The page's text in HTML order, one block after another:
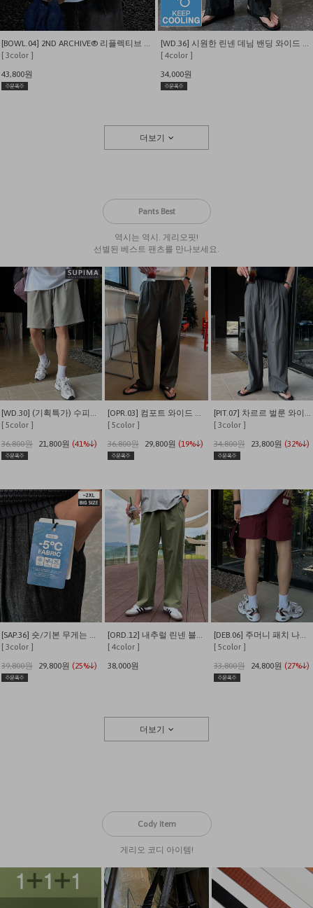
[ 3color ]
43,800원
[ 4color ]
34,000원
더보기
Pants Best
역시는 역시. 게리오핏!
선별된 베스트 팬츠를 만나보세요.
[ 5color ]
36,800원
21,800원 (41%↓)
[ 5color ]
36,800원
29,800원 (19%↓)
[ 3color ]
34,800원
23,800원 (32%↓)
[SAP.36] 숏/기본 무게는 덜어내고 시원함만 남긴 쿨링 밴딩 데님
[ 3color ]
39,800원
29,800원 (25%↓)
[ORD.12] 내추럴 린넨 블렌딩 밴딩 와이드 팬츠
[ 4color ]
38,000원
[DEB.06] 주머니 패치 나일론 이지 밴딩 반바지
[ 5color ]
33,800원
24,800원 (27%↓)
더보기
Cody Item
게리오 코디 아이템!